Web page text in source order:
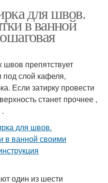
для швов.
в ванной
препятствует
под слой кафеля,
Если затирку провести
станет прочнее ,
один из шести